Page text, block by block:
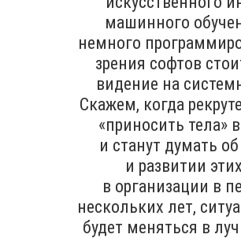
машинного
немного
зрения софтов
видение на
Скажем, когда
«приносить тела»
и станут думать
и развитии
в организации в
нескольких лет,
будет меняться в